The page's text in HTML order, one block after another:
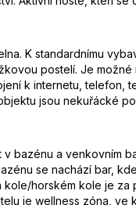
K standardnímu
postelí. Je
k internetu, telefon,
jsou nekuřácké
bazénu a venkovním
se nachází bar,
horském kole je
je wellness zóna,